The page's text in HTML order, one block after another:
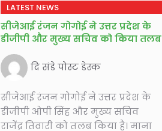
LATEST NEWS
सीजेआई रंजन गोगोई ने उत्तर प्रदेश के
डीजीपी और मुख्य सचिव को किया तलब
दि संडे पोस्ट डेस्क
सीजेआई रंजन गोगोई ने उत्तर प्रदेश के
डीजीपी ओपी सिंह और मुख्य सचिव
राजेंद्र तिवारी को तलब किया है। माना